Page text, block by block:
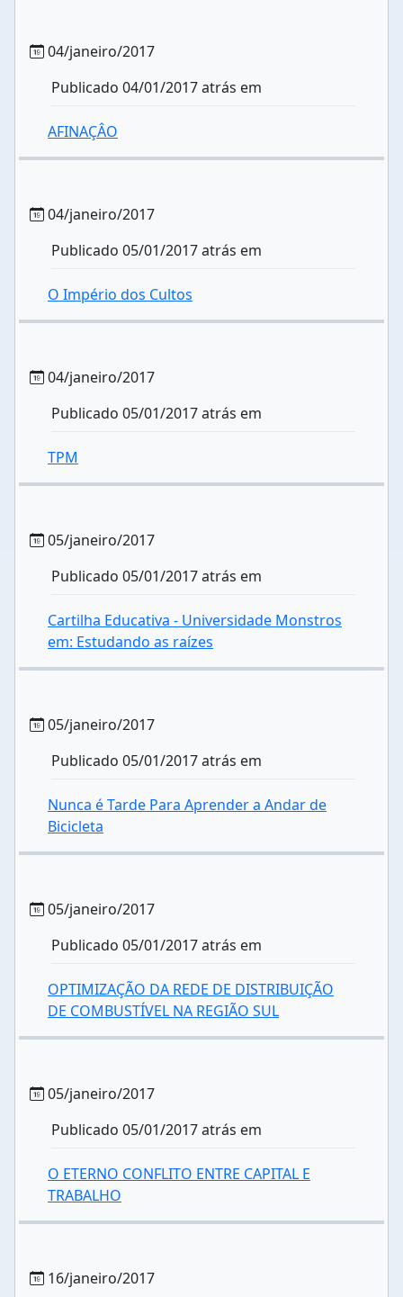
04/janeiro/2017
Publicado 04/01/2017 atrás em
AFINAÇÂO
04/janeiro/2017
Publicado 05/01/2017 atrás em
O Império dos Cultos
04/janeiro/2017
Publicado 05/01/2017 atrás em
TPM
05/janeiro/2017
Publicado 05/01/2017 atrás em
Cartilha Educativa - Universidade Monstros
em: Estudando as raízes
05/janeiro/2017
Publicado 05/01/2017 atrás em
Nunca é Tarde Para Aprender a Andar de
Bicicleta
05/janeiro/2017
Publicado 05/01/2017 atrás em
OPTIMIZAÇÃO DA REDE DE DISTRIBUIÇÃO
DE COMBUSTÍVEL NA REGIÃO SUL
05/janeiro/2017
Publicado 05/01/2017 atrás em
O ETERNO CONFLITO ENTRE CAPITAL E
TRABALHO
16/janeiro/2017